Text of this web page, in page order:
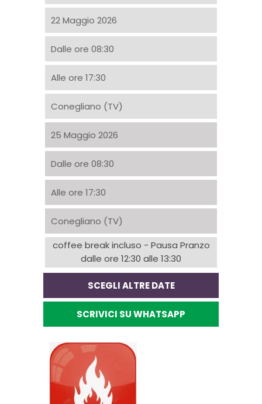
22 Maggio 2026
Dalle ore 08:30
Alle ore 17:30
Conegliano (TV)
25 Maggio 2026
Dalle ore 08:30
Alle ore 17:30
Conegliano (TV)
coffee break incluso - Pausa Pranzo
dalle ore 12:30 alle 13:30
SCEGLI ALTRE DATE
SCRIVICI SU WHATSAPP